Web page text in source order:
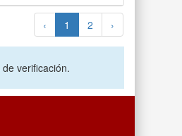
‹ 1 2 ›
verificación.